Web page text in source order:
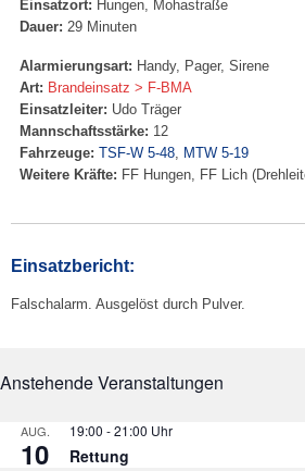
Einsatzort: Hungen, Mohastraße
Dauer: 29 Minuten
Alarmierungsart: Handy, Pager, Sirene
Art: Brandeinsatz > F-BMA
Einsatzleiter: Udo Träger
Mannschaftsstärke: 12
Fahrzeuge: TSF-W 5-48, MTW 5-19
Weitere Kräfte: FF Hungen, FF Lich
Einsatzbericht:
Falschalarm. Ausgelöst durch Pulver.
Anstehende Veranstaltungen
AUG.
10
19:00 -21:00
Rettung